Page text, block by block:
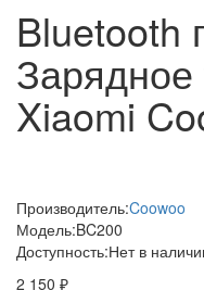
Bluetooth
Зарядное
Xiaomi
Производитель:Coowoo
Модель:BC200
Доступность:Нет в
2 150 ₽